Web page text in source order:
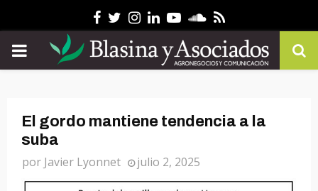
Facebook
Twitter
Instagram
Linkedin
YoutubeSoundcloud
Rss
PRIMARY
El gordo mantiene tendencia a la
suba
por Javier Lyonnet julio 2, 2025